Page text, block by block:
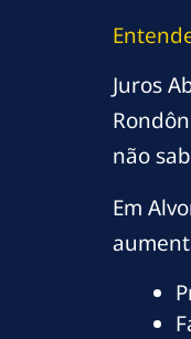
Juros
não
Em